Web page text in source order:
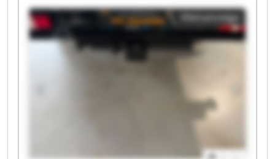
Lagerwerk GmbH Lagerwerk GmbH Lagerwerk
GmbH Lagerwerk GmbH Lagerwerk GmbH
Lagerwerk GmbH Lagerwerk GmbH Lagerwerk
GmbH Lagerwerk GmbH Lagerwerk GmbH
Kleinanzeige